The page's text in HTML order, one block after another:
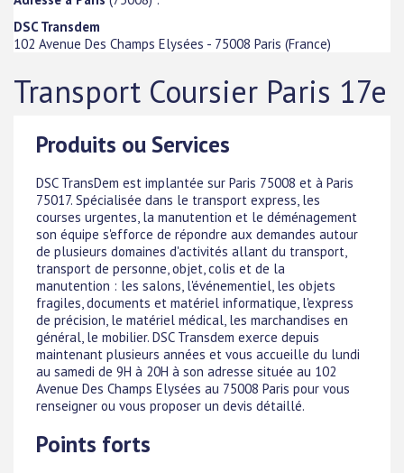
DSC Transdem
102 Avenue Des Champs Elysées - 75008 Paris (France)
Transport Coursier Paris 17e
Produits ou Services
DSC TransDem est implantée sur Paris 75008 et à Paris
75017. Spécialisée dans le transport express, les
courses urgentes, la manutention et le déménagement
son équipe s'efforce de répondre aux demandes autour
de plusieurs domaines d'activités allant du transport,
transport de personne, objet, colis et de la
manutention : les salons, l'événementiel, les objets
fragiles, documents et matériel informatique, l'express
de précision, le matériel médical, les marchandises en
général, le mobilier. DSC Transdem exerce depuis
maintenant plusieurs années et vous accueille du lundi
au samedi de 9H à 20H à son adresse située au 102
Avenue Des Champs Elysées au 75008 Paris pour vous
renseigner ou vous proposer un devis détaillé.
Points forts